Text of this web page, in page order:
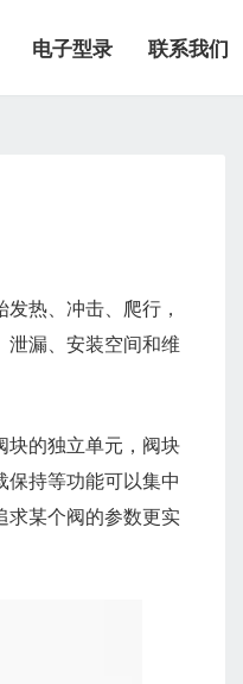
电子型录 联系我们
热、冲击、爬行，
漏、安装空间和维
块的独立单元，阀块
持等功能可以集中
求某个阀的参数更实